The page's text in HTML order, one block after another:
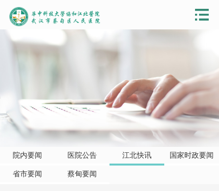
院内要闻 医院公告 江北快讯 国家时政要闻
省市要闻 蔡甸要闻